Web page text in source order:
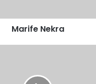
Marife Nekra